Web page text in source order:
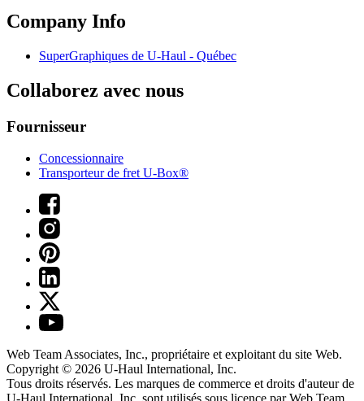
Company Info
SuperGraphiques de U-Haul - Québec
Collaborez avec nous
Fournisseur
Concessionnaire
Transporteur de fret U-Box®
Web Team Associates, Inc., propriétaire et exploitant du site Web.
Copyright © 2026 U-Haul International, Inc.
Tous droits réservés. Les marques de commerce et droits d'auteur de
U-Haul International, Inc. sont utilisés sous licence par Web Team